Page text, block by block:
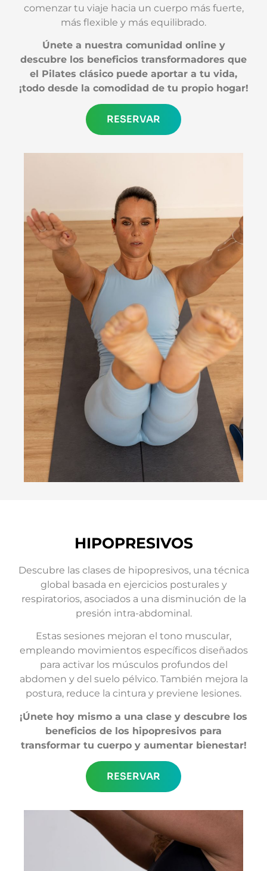
comenzar tu viaje hacia un cuerpo más fuerte,
más flexible y más equilibrado.
Únete a nuestra comunidad online y
descubre los beneficios transformadores que
el Pilates clásico puede aportar a tu vida,
¡todo desde la comodidad de tu propio hogar!
RESERVAR
HIPOPRESIVOS
Descubre las clases de hipopresivos, una técnica
global basada en ejercicios posturales y
respiratorios, asociados a una disminución de la
presión intra-abdominal.
Estas sesiones mejoran el tono muscular,
empleando movimientos específicos diseñados
para activar los músculos profundos del
abdomen y del suelo pélvico. También mejora la
postura, reduce la cintura y previene lesiones.
¡Únete hoy mismo a una clase y descubre los
beneficios de los hipopresivos para
transformar tu cuerpo y aumentar bienestar!
RESERVAR